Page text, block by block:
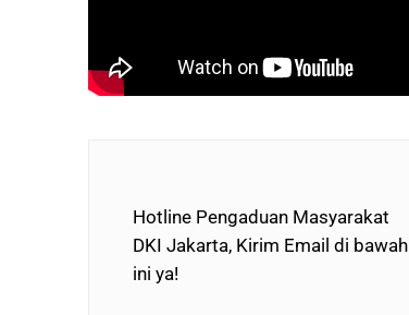
Hotline Pengaduan Masyarakat
DKI Jakarta, Kirim Email di bawah
ini ya!